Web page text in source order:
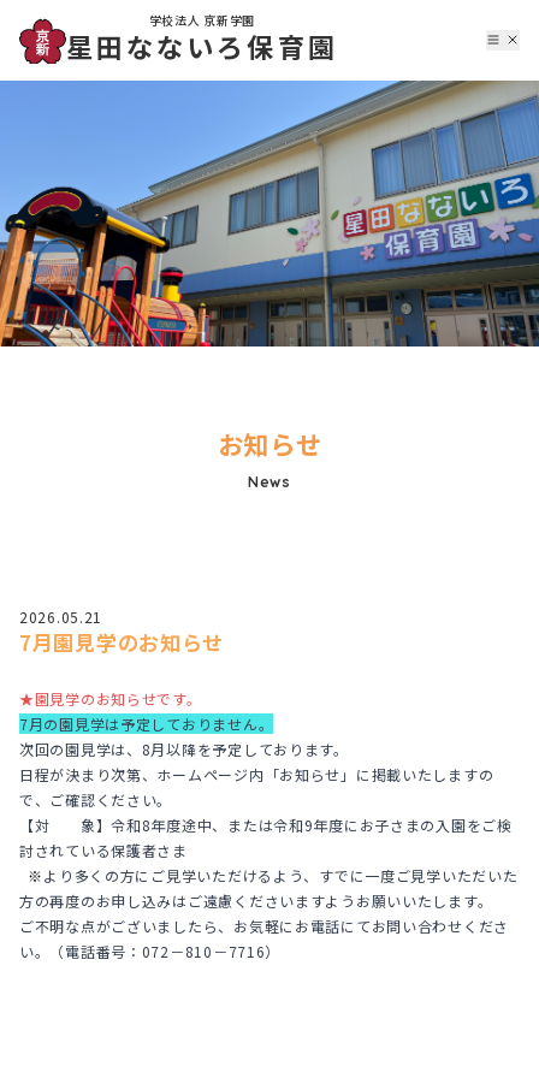
学校法人 京新学園
星田なないろ保育園
お知らせ
News
2026.05.21
7月園見学のお知らせ
★園見学のお知らせです。
7月の園見学は予定しておりません。
次回の園見学は、8月以降を予定しております。
日程が決まり次第、ホームページ内「お知らせ」に掲載いたしますの
で、ご確認ください。
【対 象】令和8年度途中、または令和9年度にお子さまの入園をご検
討されている保護者さま
※より多くの方にご見学いただけるよう、すでに一度ご見学いただいた
方の再度のお申し込みはご遠慮くださいますようお願いいたします。
ご不明な点がございましたら、お気軽にお電話にてお問い合わせくださ
い。
（電話番号：072－810－7716）